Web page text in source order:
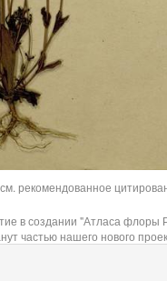
рекомендованное
в создании "Атласа флоры
частью нашего нового